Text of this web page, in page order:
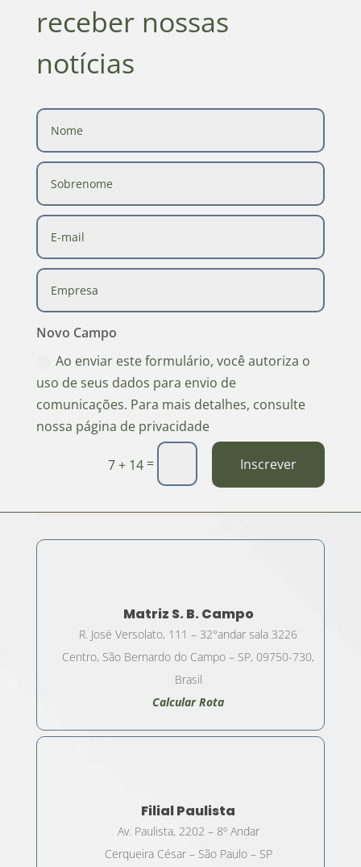
receber nossas
notícias
Novo Campo
Ao enviar este formulário, você autoriza o
uso de seus dados para envio de
comunicações. Para mais detalhes, consulte
nossa página de privacidade
7 + 14 = Inscrever
Matriz S. B. Campo
R. José Versolato, 111 – 32°andar sala 3226
Centro, São Bernardo do Campo – SP, 09750-730,
Brasil
Calcular Rota
Filial Paulista
Av. Paulista, 2202 – 8º Andar
Cerqueira César – São Paulo – SP